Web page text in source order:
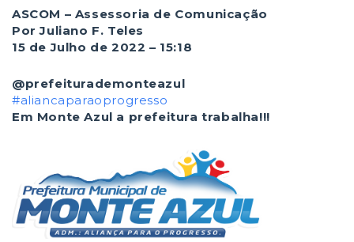
ASCOM – Assessoria de Comunicação
Por Juliano F. Teles
15 de Julho de 2022 – 15:18
@prefeiturademonteazul
#aliancaparaoprogresso
Em Monte Azul a prefeitura trabalha!!!